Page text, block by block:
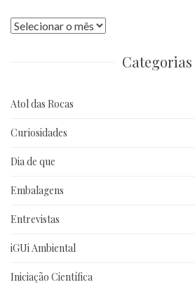
Publicações
Categorias
Atol das Rocas
Curiosidades
Dia de que
Embalagens
Entrevistas
iGUi Ambiental
Iniciação Científica